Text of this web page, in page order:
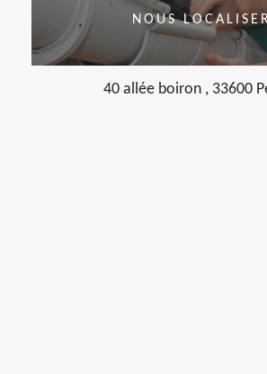
NOUS
40 allée boiron , 33600